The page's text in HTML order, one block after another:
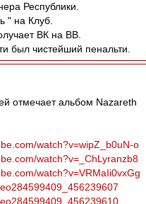
Республики.
" на Клуб.
ВК на ВВ.
был чистейший пенальти.
отмечает альбом Nazareth
watch?v=wipZ_b0uN-o
watch?v=_ChLyranzb8
watch?v=VRMaIi0vxGg